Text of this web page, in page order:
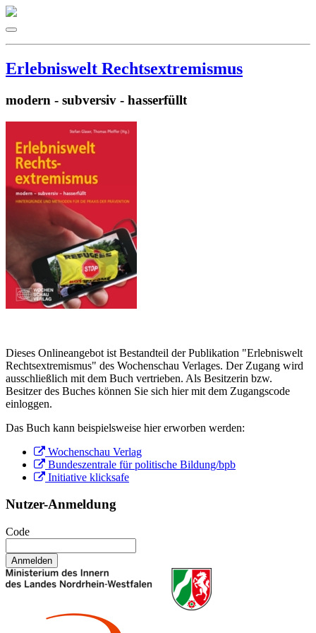
Erlebniswelt Rechtsextremismus
modern - subversiv - hasserfüllt
Dieses Onlineangebot ist Bestandteil der Publikation "Erlebniswelt
Rechtsextremismus" des Wochenschau Verlages. Der Zugang wird
ausschließlich mit dem Buch vertrieben. Als Besitzerin bzw.
Besitzer des Buches können Sie sich hier mit dem Zugangscode
einloggen.
Das Buch kann beispielsweise hier erworben werden:
Wochenschau Verlag
Bundeszentrale für politische Bildung/bpb
Initiative klicksafe
Nutzer-Anmeldung
Code